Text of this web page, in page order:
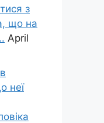
з
що на
April
неї